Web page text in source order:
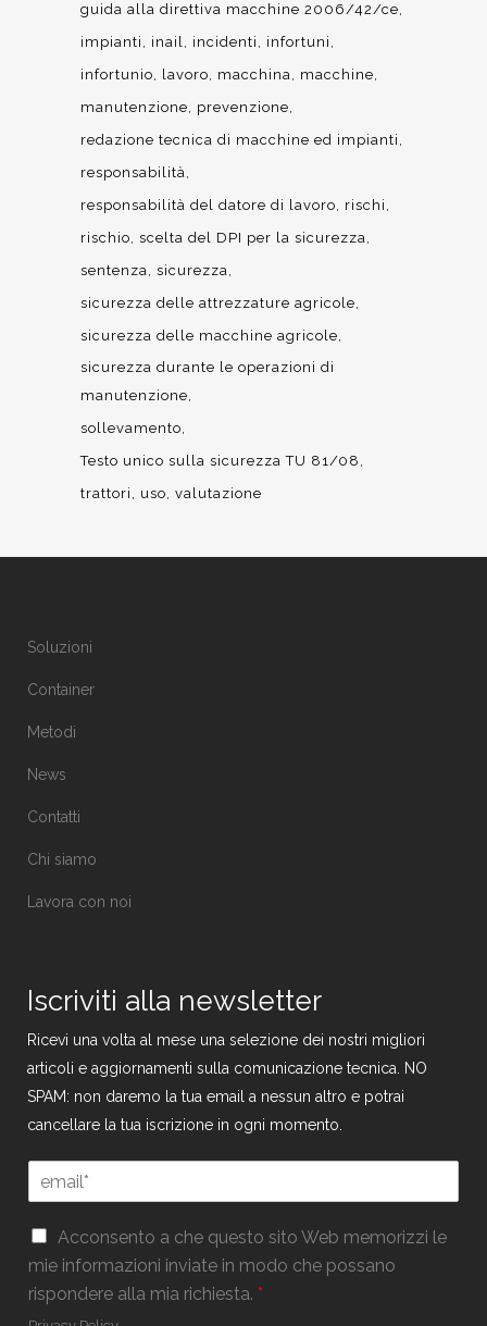
guida alla direttiva macchine 2006/42/ce
impianti
inail incidenti
infortuni
infortunio
lavoro macchina
macchine
manutenzione
prevenzione
redazione tecnica di macchine ed impianti
responsabilità
responsabilità del datore di lavoro
rischi
rischio scelta del DPI per la sicurezza
sentenza sicurezza
sicurezza delle attrezzature agricole
sicurezza delle macchine agricole
sicurezza durante le operazioni di
manutenzione
sollevamento
Testo unico sulla sicurezza TU 81/08
trattori
uso valutazione
Soluzioni
Container
Metodi
News
Contatti
Chi siamo
Lavora con noi
Iscriviti alla newsletter
Ricevi una volta al mese una selezione dei nostri migliori
articoli e aggiornamenti sulla comunicazione tecnica. NO
SPAM: non daremo la tua email a nessun altro e potrai
cancellare la tua iscrizione in ogni momento.
m
l
*
G
D
P
G
P
R
*
Acconsento a che questo sito Web memorizzi le
mie informazioni inviate in modo che possano
rispondere alla mia richiesta. *